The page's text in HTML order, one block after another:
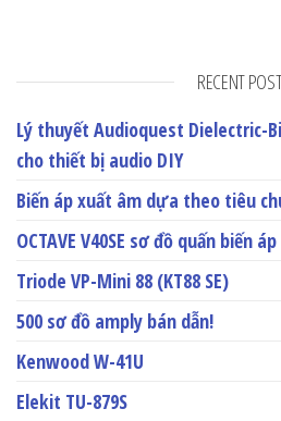
RECENT
Lý thuyết Audioquest Dielectric-
cho thiết bị audio DIY
Biến áp xuất âm dựa theo tiêu
OCTAVE V40SE sơ đồ quấn biến áp
Triode VP-Mini 88 (KT88 SE)
500 sơ đồ amply bán dẫn!
Kenwood W-41U
Elekit TU-879S